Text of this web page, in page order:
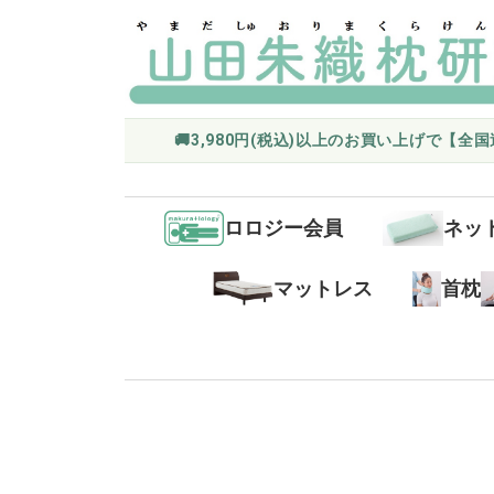
🚚3,980円(税込)以上のお買い上げで【全国
ロロジー会員 ネッ
マットレス 首枕